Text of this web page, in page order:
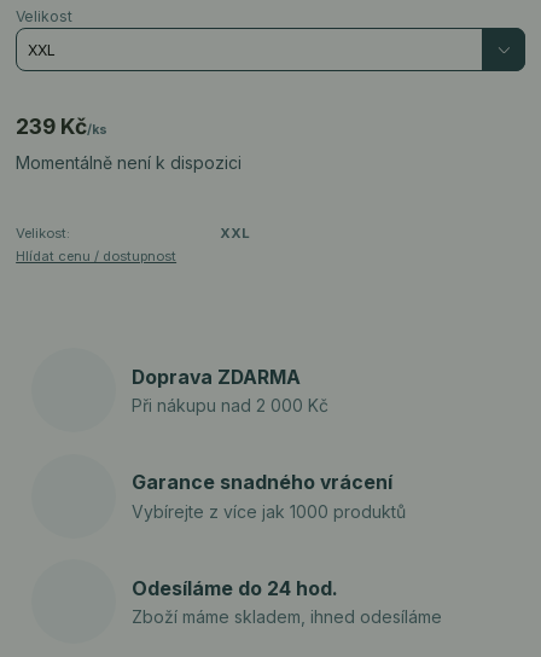
Velikost
239 Kč/ks
Momentálně není k dispozici
Velikost:
XXL
Hlídat cenu / dostupnost
Doprava ZDARMA
Při nákupu nad 2 000 Kč
Garance snadného vrácení
Vybírejte z více jak 1000 produktů
Odesíláme do 24 hod.
Zboží máme skladem, ihned odesíláme